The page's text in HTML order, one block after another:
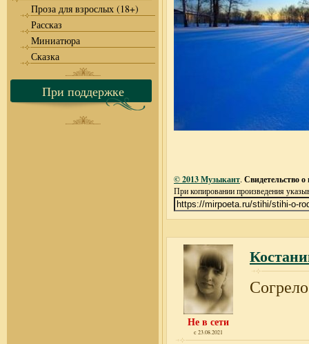
Проза для взрослых (18+)
Рассказ
Миниатюра
Сказка
При поддержке
© 2013 Музыкант. Свидетельство
При копировании произведения
Не в сети
с 23.08.2021